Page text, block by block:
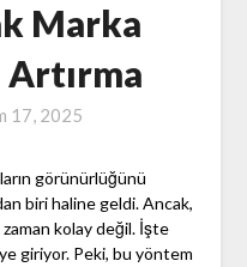
Marka
17, 2025
görünürlüğünü
biri haline geldi. Ancak,
kolay değil. İşte
giriyor. Peki, bu yöntem